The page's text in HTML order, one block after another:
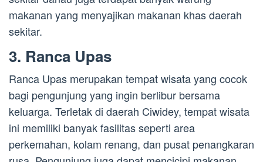
makanan yang menyajikan makanan khas daerah
sekitar.
3. Ranca Upas
Ranca Upas merupakan tempat wisata yang cocok
bagi pengunjung yang ingin berlibur bersama
keluarga. Terletak di daerah Ciwidey, tempat wisata
ini memiliki banyak fasilitas seperti area
perkemahan, kolam renang, dan pusat penangkaran